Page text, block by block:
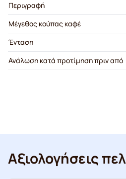
Περιγραφή
Μέγεθος κούπας καφέ
Ένταση
Ανάλωση κατά προτίμηση πριν από
Αξιολογήσεις